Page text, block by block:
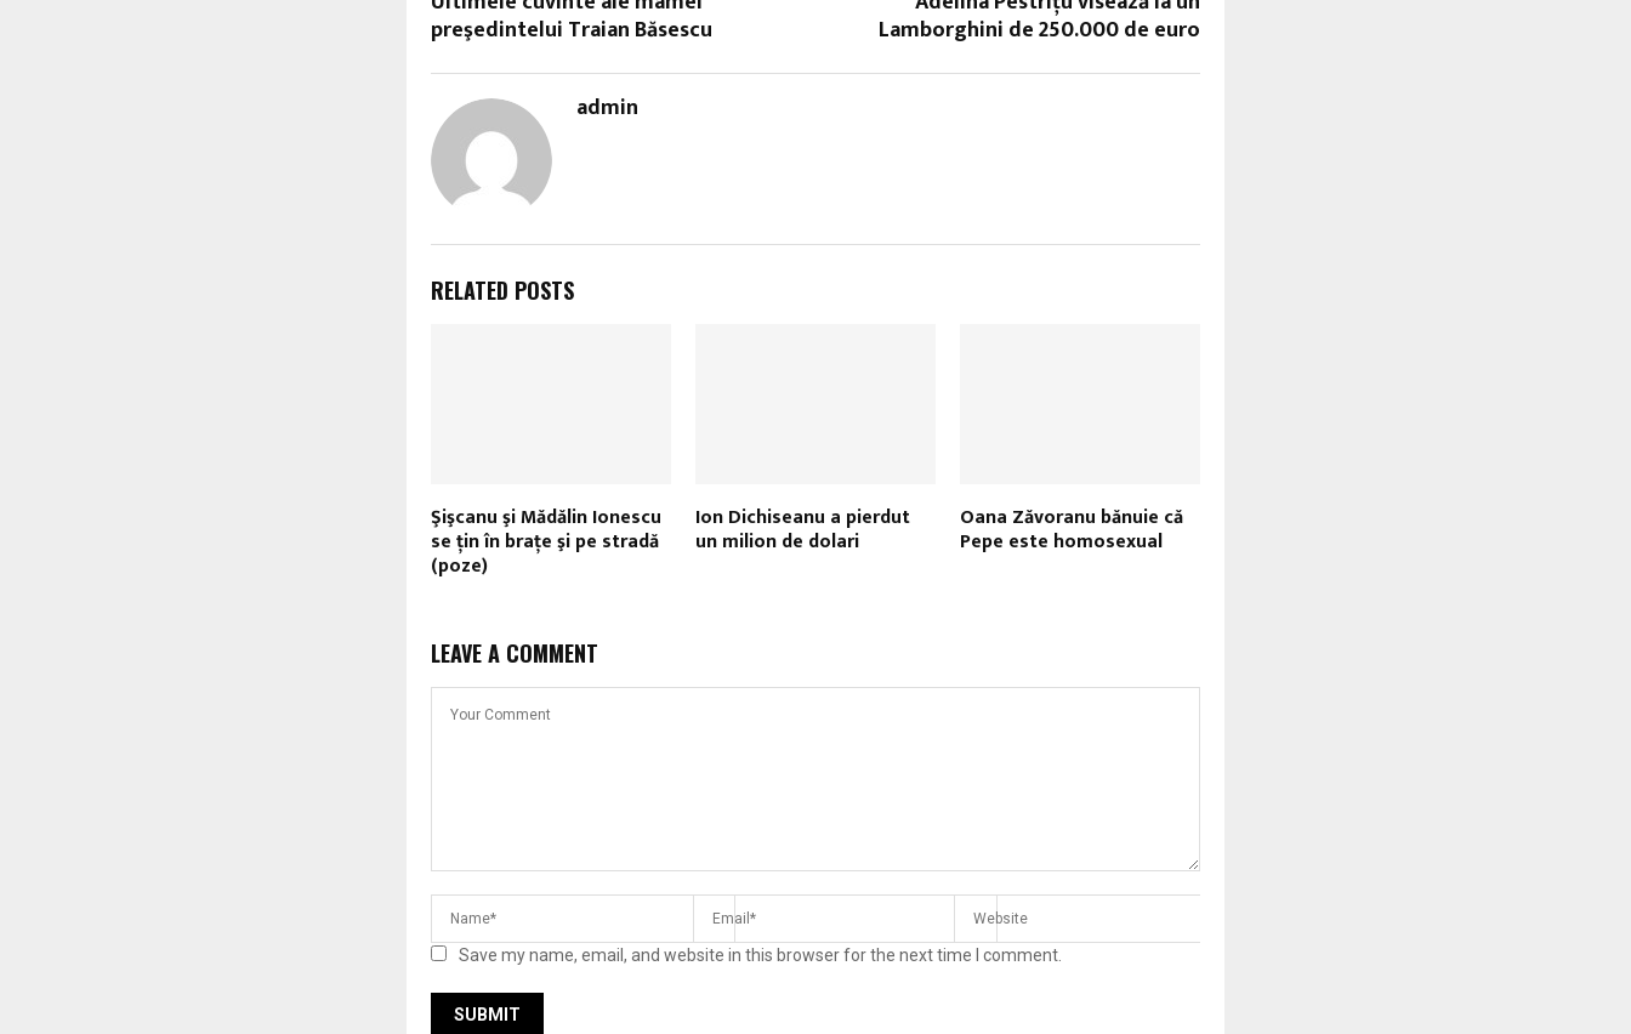
preşedintelui Traian Băsescu Lamborghini de 250.000 de euro
admin
RELATED POSTS
Şişcanu şi Mădălin Ionescu
se ţin în braţe şi pe stradă
(poze)
Ion Dichiseanu a pierdut
un milion de dolari
Oana Zăvoranu bănuie că
Pepe este homosexual
LEAVE A COMMENT
Save my name, email, and website in this browser for the next time I comment.